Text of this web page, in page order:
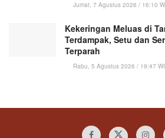
Jumat, 7 Agustus 2026 / 16:10
Kekeringan Meluas di
Terdampak, Setu dan
Terparah
Rabu, 5 Agustus 2026 / 19:47